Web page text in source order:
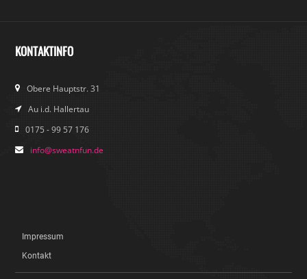
KONTAKTINFO
Obere Hauptstr. 31
Au i.d. Hallertau
0175 - 99 57 176
info@sweatnfun.de
Impressum
Kontakt